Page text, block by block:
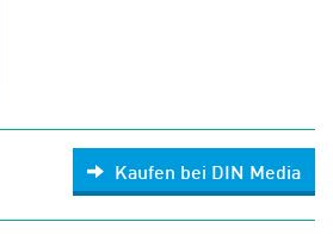
Kaufen bei DIN Media